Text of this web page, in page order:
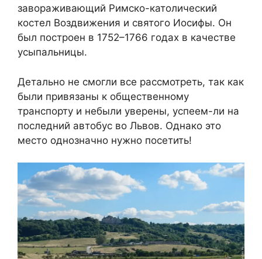
завораживающий Римско-католический
костел Воздвижения и святого Иосифы. Он
был построен в 1752­­–1766 годах в качестве
усыпальницы.
Детально не смогли все рассмотреть, так как
были привязаны к общественному
транспорту и небыли уверены, успеем-ли на
последний автобус во Львов. Однако это
место однозначно нужно посетить!